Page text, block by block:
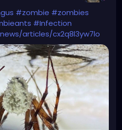
#zombie #zombies
#Infection
articles/cx2q8l3yw7lo